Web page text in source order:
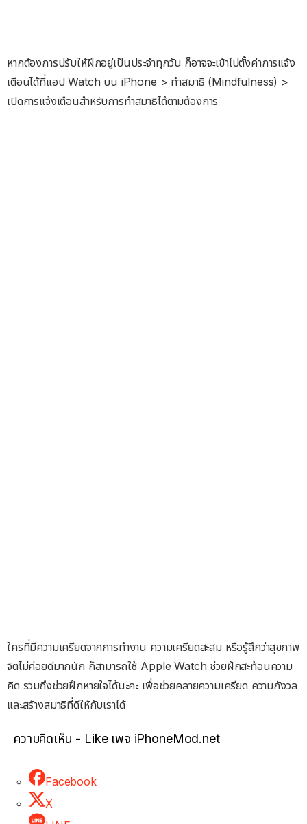
หากต้องการปรับให้ฝึกอยู่เป็นประจำทุกวัน ก็อาจจะเข้าไปตั้งค่าการแจ้ง
เตือนได้ที่แอป Watch บน iPhone > ทำสมาธิ (Mindfulness) >
เปิดการแจ้งเตือนสำหรับการทำสมาธิได้ตามต้องการ
ใครที่มีความเครียดจากการทำงาน ความเครียดสะสม หรือรู้สึกว่าสุขภาพ
จิตไม่ค่อยดีมากนัก ก็สามารถใช้ Apple Watch ช่วยฝึกสะท้อนความ
คิด รวมถึงช่วยฝึกหายใจได้นะคะ เพื่อช่วยคลายความเครียด ความกังวล
และสร้างสมาธิที่ดีให้กับเราได้
ความคิดเห็น - Like เพจ iPhoneMod.net
Facebook
X